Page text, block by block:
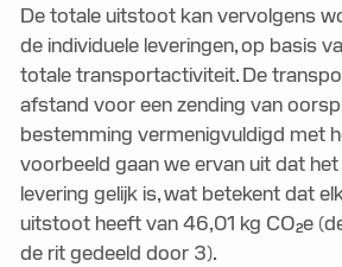
De totale uitstoot kan vervolgens
de individuele leveringen, op basis
totale transportactiviteit. De
afstand voor een zending van
bestemming vermenigvuldigd met
voorbeeld gaan we ervan uit dat
levering gelijk is, wat betekent dat
uitstoot heeft van 46,01 kg CO₂e
de rit gedeeld door 3).